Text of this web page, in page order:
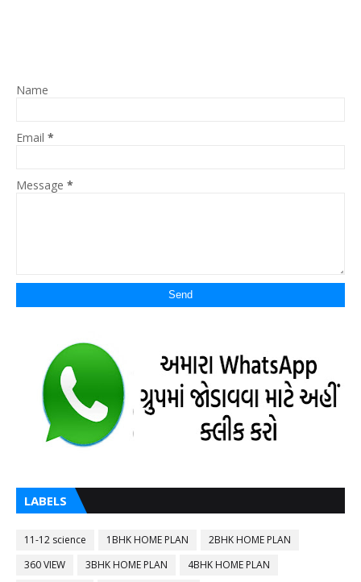
Name
Email *
Message *
LABELS
11-12 science 1BHK HOME PLAN
2BHK HOME PLAN
360 VIEW
3BHK HOME PLAN
4BHK HOME PLAN